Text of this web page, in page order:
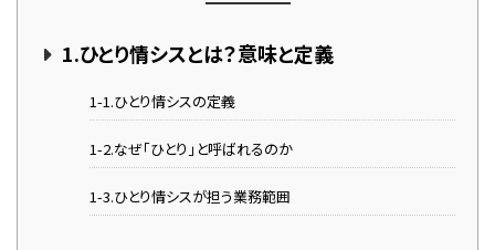
1.ひとり情シスとは？意味と定義
1-1.ひとり情シスの定義
1-2.なぜ「ひとり」と呼ばれるのか
1-3.ひとり情シスが担う業務範囲